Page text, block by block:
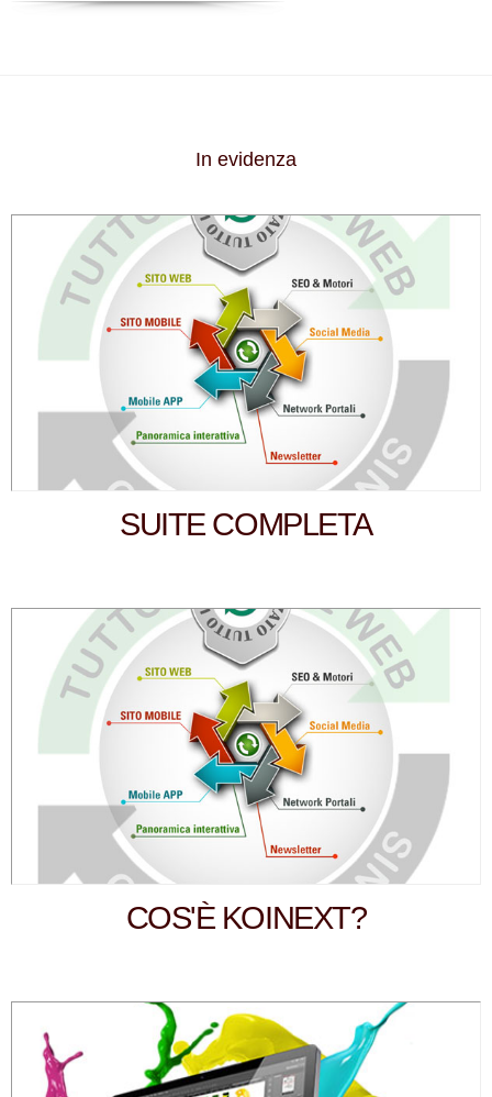
In evidenza
SUITE COMPLETA
COS'È KOINEXT?